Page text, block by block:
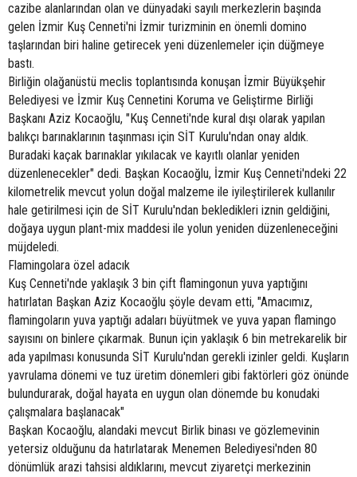
cazibe alanlarından olan ve dünyadaki sayılı merkezlerin başında
gelen İzmir Kuş Cenneti'ni İzmir turizminin en önemli domino
taşlarından biri haline getirecek yeni düzenlemeler için düğmeye
bastı.
Birliğin olağanüstü meclis toplantısında konuşan İzmir Büyükşehir
Belediyesi ve İzmir Kuş Cennetini Koruma ve Geliştirme Birliği
Başkanı Aziz Kocaoğlu, "Kuş Cenneti'nde kural dışı olarak yapılan
balıkçı barınaklarının taşınması için SİT Kurulu'ndan onay aldık.
Buradaki kaçak barınaklar yıkılacak ve kayıtlı olanlar yeniden
düzenlenecekler" dedi. Başkan Kocaoğlu, İzmir Kuş Cenneti'ndeki 22
kilometrelik mevcut yolun doğal malzeme ile iyileştirilerek kullanılır
hale getirilmesi için de SİT Kurulu'ndan bekledikleri iznin geldiğini,
doğaya uygun plant-mix maddesi ile yolun yeniden düzenleneceğini
müjdeledi.
Flamingolara özel adacık
Kuş Cenneti'nde yaklaşık 3 bin çift flamingonun yuva yaptığını
hatırlatan Başkan Aziz Kocaoğlu şöyle devam etti, "Amacımız,
flamingoların yuva yaptığı adaları büyütmek ve yuva yapan flamingo
sayısını on binlere çıkarmak. Bunun için yaklaşık 6 bin metrekarelik bir
ada yapılması konusunda SİT Kurulu'ndan gerekli izinler geldi. Kuşların
yavrulama dönemi ve tuz üretim dönemleri gibi faktörleri göz önünde
bulundurarak, doğal hayata en uygun olan dönemde bu konudaki
çalışmalara başlanacak"
Başkan Kocaoğlu, alandaki mevcut Birlik binası ve gözlemevinin
yetersiz olduğunu da hatırlatarak Menemen Belediyesi'nden 80
dönümlük arazi tahsisi aldıklarını, mevcut ziyaretçi merkezinin